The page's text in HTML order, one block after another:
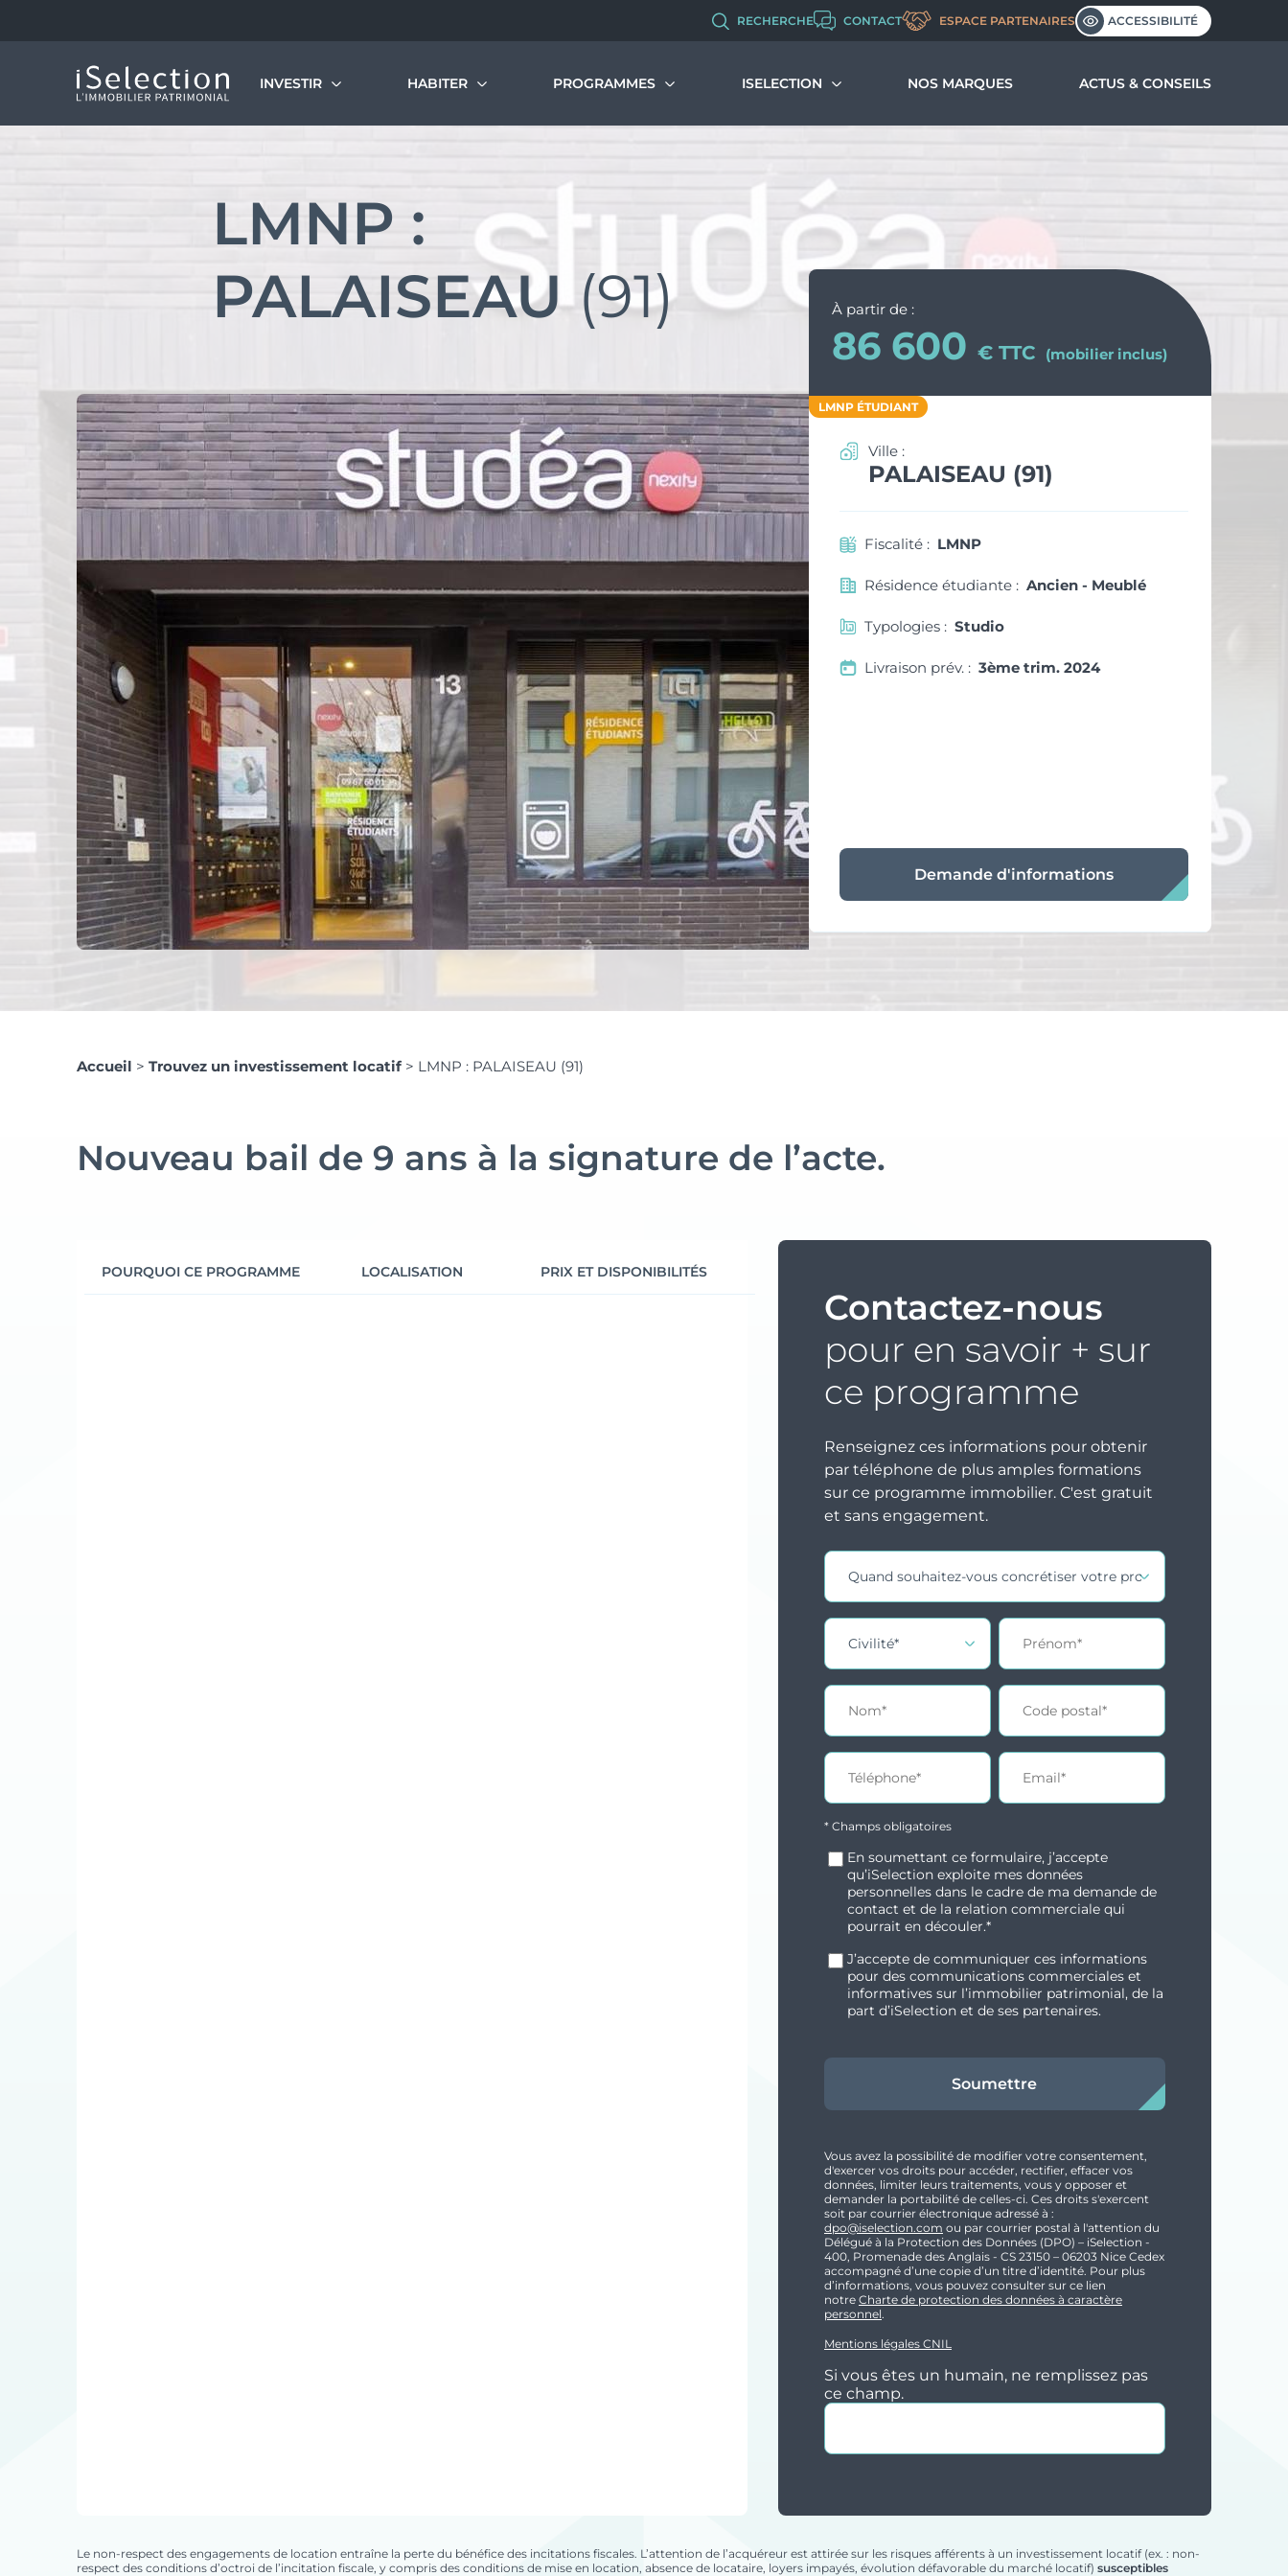
ACCESSIBILITÉ
RECHERCHE CONTACT ESPACE PARTENAIRES
INVESTIR
Notre vision de l’immobilier patrimonial
Nue-propriété
Monuments Historiques
Déficit Foncier
Denormandie
HABITER
Découvrir et comprendre le PTZ
Simuler votre PTZ
PROGRAMMES ISELECTION
Nos métiers et nos valeurs
Chiffres clés de l’entreprise
Politique RH
Recrutement
NOS MARQUES ACTUS & CONSEILS
LMNP :
PALAISEAU (91) À partir de :
86 600 € TTC (mobilier inclus)
LMNP ÉTUDIANT
Ville :
PALAISEAU (91)
Fiscalité : LMNP
Résidence étudiante : Ancien - Meublé
Typologies : Studio
Livraison prév. : 3ème trim. 2024
Demande d'informations
Accueil > Trouvez un investissement locatif > LMNP : PALAISEAU (91)
Nouveau bail de 9 ans à la signature de l’acte.
POURQUOI CE PROGRAMME LOCALISATION PRIX ET DISPONIBILITÉS
Contactez-nous
pour en savoir + sur
ce programme
Renseignez ces informations pour obtenir
par téléphone de plus amples formations
sur ce programme immobilier. C'est gratuit
et sans engagement.
Contact
* Champs obligatoires
En soumettant ce formulaire, j’accepte
qu’iSelection exploite mes données
personnelles dans le cadre de ma demande de
contact et de la relation commerciale qui
pourrait en découler.*
J’accepte de communiquer ces informations
pour des communications commerciales et
informatives sur l’immobilier patrimonial, de la
part d’iSelection et de ses partenaires.
Soumettre
Vous avez la possibilité de modifier votre consentement,
d'exercer vos droits pour accéder, rectifier, effacer vos
données, limiter leurs traitements, vous y opposer et
demander la portabilité de celles-ci. Ces droits s'exercent
soit par courrier électronique adressé à :
dpo@iselection.com ou par courrier postal à l'attention du
Délégué à la Protection des Données (DPO) – iSelection -
400, Promenade des Anglais - CS 23150 – 06203 Nice Cedex
accompagné d’une copie d’un titre d’identité. Pour plus
d’informations, vous pouvez consulter sur ce lien
notre Charte de protection des données à caractère
personnel.
Mentions légales CNIL
Si vous êtes un humain, ne remplissez pas
ce champ.
Le non-respect des engagements de location entraîne la perte du bénéfice des incitations fiscales. L’attention de l’acquéreur est attirée sur les risques afférents à un investissement locatif (ex. : non-
respect des conditions d’octroi de l’incitation fiscale, y compris des conditions de mise en location, absence de locataire, loyers impayés, évolution défavorable du marché locatif) susceptibles